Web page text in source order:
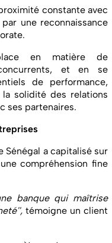
constante avec
une reconnaissance
en matière de
et en se
de performance,
la solidité des relations
ses partenaires.
Sénégal a capitalisé sur
compréhension fine
banque qui maîtrise
témoigne un client